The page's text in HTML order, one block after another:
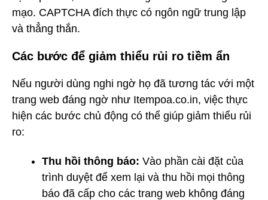
mạo. CAPTCHA đích thực có ngôn ngữ trung lập
và thẳng thắn.
Các bước để giảm thiểu rủi ro tiềm ẩn
Nếu người dùng nghi ngờ họ đã tương tác với một
trang web đáng ngờ như Itempoa.co.in, việc thực
hiện các bước chủ động có thể giúp giảm thiểu rủi
ro:
Thu hồi thông báo: Vào phần cài đặt của
trình duyệt để xem lại và thu hồi mọi thông
báo đã cấp cho các trang web không đáng